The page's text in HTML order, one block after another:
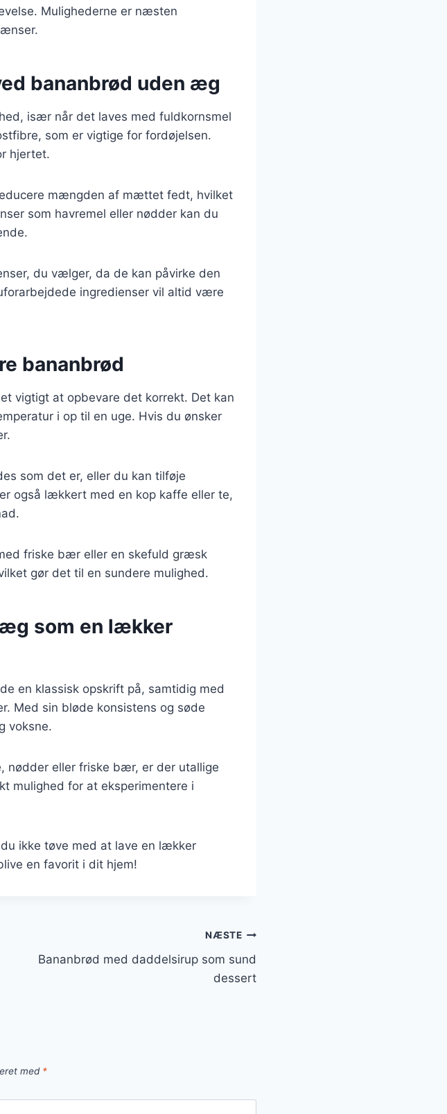
Mulighederne er næsten
bananbrød uden æg
især når det laves med fuldkornsmel
som er vigtige for fordøjelsen.
hjertet.
mængden af mættet fedt, hvilket
som havremel eller nødder kan du
du vælger, da de kan påvirke den
ingredienser vil altid være
bananbrød
vigtigt at opbevare det korrekt. Det kan
i op til en uge. Hvis du ønsker
som det er, eller du kan tilføje
også lækkert med en kop kaffe eller te,
friske bær eller en skefuld græsk
gør det til en sundere mulighed.
som en lækker
en klassisk opskrift på, samtidig med
Med sin bløde konsistens og søde
voksne.
nødder eller friske bær, er der utallige
mulighed for at eksperimentere i
ikke tøve med at lave en lækker
en favorit i dit hjem!
NÆSTE
Bananbrød med daddelsirup som sund
dessert
med *